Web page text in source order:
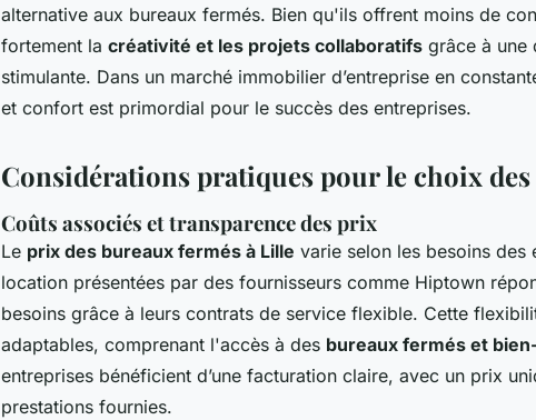
alternative aux bureaux fermés. Bien qu'ils offrent moins de
fortement la créativité et les projets collaboratifs grâce à une
stimulante. Dans un marché immobilier d’entreprise en
et confort est primordial pour le succès des entreprises.
Considérations pratiques pour le choix
Coûts associés et transparence des prix
Le prix des bureaux fermés à Lille varie selon les besoins des
location présentées par des fournisseurs comme Hiptown
besoins grâce à leurs contrats de service flexible. Cette
adaptables, comprenant l'accès à des bureaux fermés et
entreprises bénéficient d’une facturation claire, avec un prix
prestations fournies.